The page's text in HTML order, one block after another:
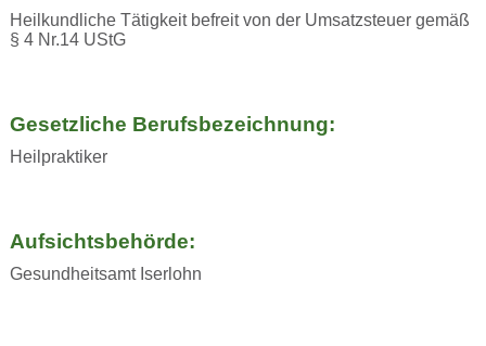
Heilkundliche Tätigkeit befreit von der Umsatzsteuer gemäß
§ 4 Nr.14 UStG
Gesetzliche Berufsbezeichnung:
Heilpraktiker
Aufsichtsbehörde:
Gesundheitsamt Iserlohn